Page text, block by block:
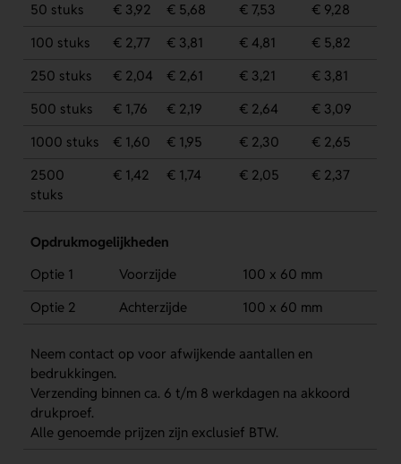
50 stuks € 3,92 € 5,68 € 7,53
€ 9,28
100 stuks
€ 2,77 € 3,81 € 4,81
€ 5,82
250 stuks
€ 2,04 € 2,61 € 3,21
€ 3,81
500 stuks
€ 1,76 € 2,19 € 2,64
€ 3,09
1000 stuks
€ 1,60 € 1,95 € 2,30
€ 2,65
2500
stuks
€ 1,42 € 1,74 € 2,05 € 2,37
Opdrukmogelijkheden
Optie 1
Voorzijde
100 x 60 mm
Optie 2
Achterzijde 100 x 60 mm
Neem contact op voor afwijkende aantallen en
bedrukkingen.
Verzending binnen ca. 6 t/m 8 werkdagen na akkoord
drukproef.
Alle genoemde prijzen zijn exclusief BTW.